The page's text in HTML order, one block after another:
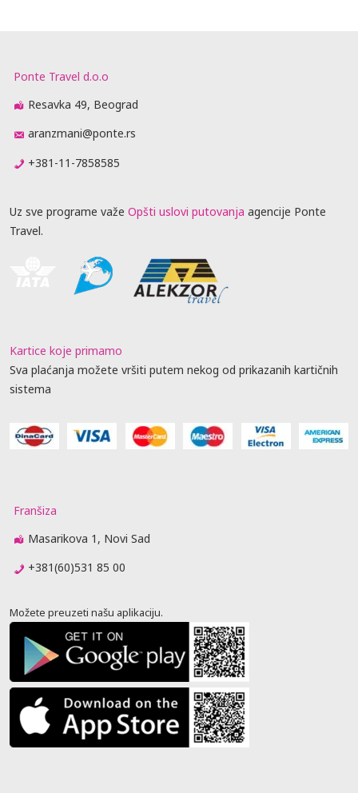
Ponte Travel d.o.o
Resavka 49, Beograd
aranzmani@ponte.rs
+381-11-7858585
Uz sve programe važe Opšti uslovi putovanja agencije Ponte
Travel.
Kartice koje primamo
Sva plaćanja možete vršiti putem nekog od prikazanih kartičnih
sistema
Franšiza
Masarikova 1, Novi Sad
+381(60)531 85 00
Možete preuzeti našu aplikaciju.